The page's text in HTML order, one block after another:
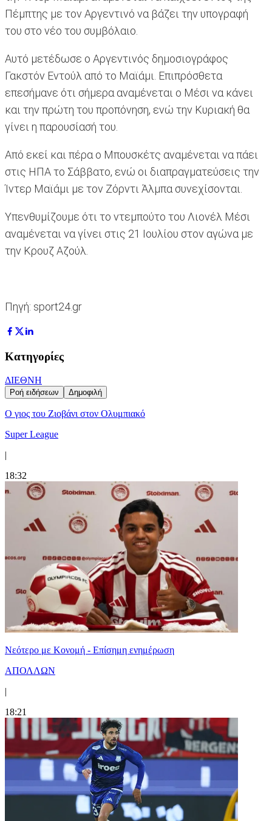
Πέμπτης με τον Αργεντινό να βάζει την υπογραφή
του στο νέο του συμβόλαιο.
Αυτό μετέδωσε ο Αργεντινός δημοσιογράφος
Γακστόν Εντούλ από το Μαϊάμι. Επιπρόσθετα
επεσήμανε ότι σήμερα αναμένεται ο Μέσι να κάνει
και την πρώτη του προπόνηση, ενώ την Κυριακή θα
γίνει η παρουσίασή του.
Από εκεί και πέρα ο Μπουσκέτς αναμένεται να πάει
στις ΗΠΑ το Σάββατο, ενώ οι διαπραγματεύσεις την
Ίντερ Μαϊάμι με τον Ζόρντι Άλμπα συνεχίσονται.
Υπενθυμίζουμε ότι το ντεμπούτο του Λιονέλ Μέσι
αναμένεται να γίνει στις 21 Ιουλίου στον αγώνα με
την Κρουζ Αζούλ.
Πηγή: sport24.gr
Κατηγορίες
ΔΙΕΘΝΗ
Ροή ειδήσεων Δημοφιλή
Ο γιος του Ζιοβάνι στον Ολυμπιακό
Super League
|
18:32
Νεότερο με Κονομή - Επίσημη ενημέρωση
ΑΠΟΛΛΩΝ
|
18:21